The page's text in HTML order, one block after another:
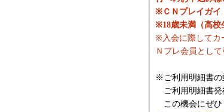
※ＣＮプレイガイ
※18歳未満（高校
※入会に際してカ
Ｎプレ会員とし
※ご利用明細書の
ご利用明細書発
この機会にぜひ